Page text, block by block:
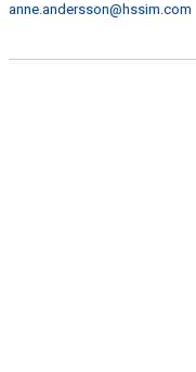
anne.andersson@hssim.com